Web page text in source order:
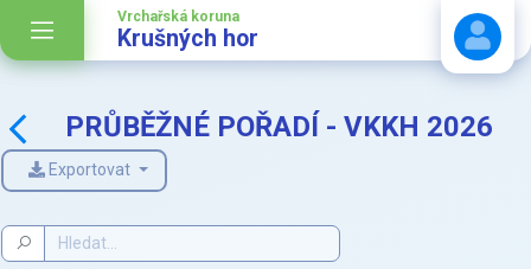
Vrchařská koruna
Krušných hor
Stáhnout návod
PRŮBĚŽNÉ POŘADÍ - VKKH 2026
Exportovat